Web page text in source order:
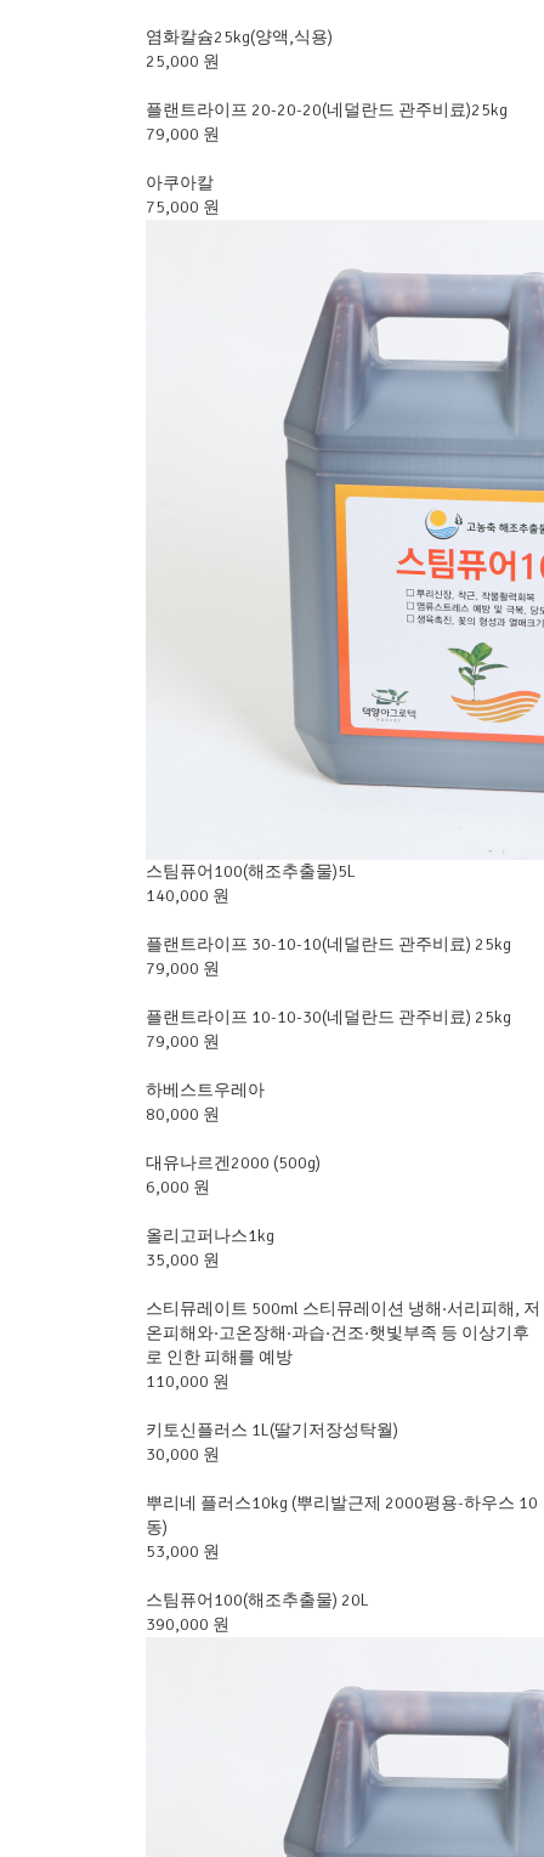
염화칼슘25kg(양액,식용)
25,000 원
플랜트라이프 20-20-20(네덜란드 관주비료)25kg
79,000 원
아쿠아칼
75,000 원
스팀퓨어100(해조추출물)5L
140,000 원
플랜트라이프 30-10-10(네덜란드 관주비료) 25kg
79,000 원
플랜트라이프 10-10-30(네덜란드 관주비료) 25kg
79,000 원
하베스트우레아
80,000 원
대유나르겐2000 (500g)
6,000 원
올리고퍼나스1kg
35,000 원
스티뮤레이트 500ml 스티뮤레이션 냉해·서리피해, 저
온피해와·고온장해·과습·건조·햇빛부족 등 이상기후
로 인한 피해를 예방
110,000 원
키토신플러스 1L(딸기저장성탁월)
30,000 원
뿌리네 플러스10kg (뿌리발근제 2000평용-하우스 10
동)
53,000 원
스팀퓨어100(해조추출물) 20L
390,000 원